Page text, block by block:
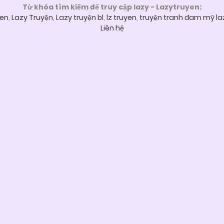
Từ khóa tìm kiếm để truy cập lazy - Lazytruyen:
, Lazy Truyện, Lazy truyện bl, lz truyen, truyện tranh đam mỹ
Liên hệ